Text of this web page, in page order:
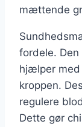
mættende
fordele.
hjælper
kroppen.
regulere
Dette gør